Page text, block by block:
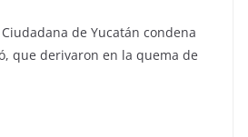
de Yucatán condena
que derivaron en la quema de